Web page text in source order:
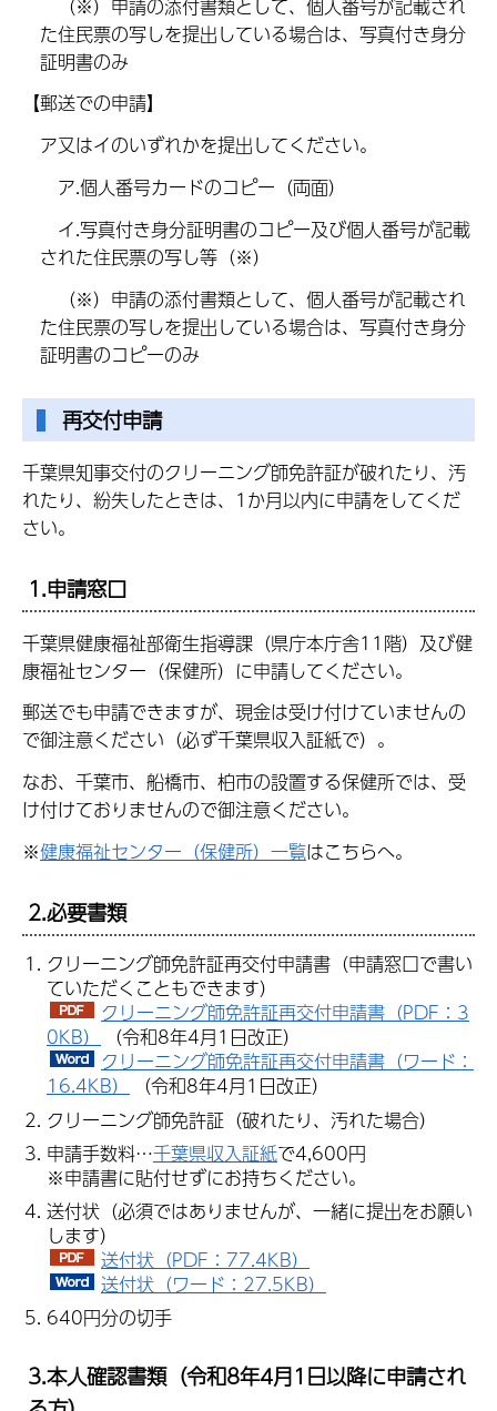
（※）申請の添付書類として、個人番号が記載され
た住民票の写しを提出している場合は、写真付き身分
証明書のみ
【郵送での申請】
ア又はイのいずれかを提出してください。
ア.個人番号カードのコピー（両面）
イ.写真付き身分証明書のコピー及び個人番号が記載
された住民票の写し等（※）
（※）申請の添付書類として、個人番号が記載され
た住民票の写しを提出している場合は、写真付き身分
証明書のコピーのみ
再交付申請
千葉県知事交付のクリーニング師免許証が破れたり、汚
れたり、紛失したときは、1か月以内に申請をしてくだ
さい。
1.申請窓口
千葉県健康福祉部衛生指導課（県庁本庁舎11階）及び健
康福祉センター（保健所）に申請してください。
郵送でも申請できますが、現金は受け付けていませんの
で御注意ください（必ず千葉県収入証紙で）。
なお、千葉市、船橋市、柏市の設置する保健所では、受
け付けておりませんので御注意ください。
※健康福祉センター（保健所）一覧はこちらへ。
2.必要書類
クリーニング師免許証再交付申請書（申請窓口で書い
ていただくこともできます）
クリーニング師免許証再交付申請書（PDF：3
0KB）
（令和8年4月1日改正）
クリーニング師免許証再交付申請書（ワード：
16.4KB）
（令和8年4月1日改正）
クリーニング師免許証（破れたり、汚れた場合）
申請手数料…千葉県収入証紙で4,600円
※申請書に貼付せずにお持ちください。
送付状（必須ではありませんが、一緒に提出をお願い
します）
送付状（PDF：77.4KB）
送付状（ワード：27.5KB）
640円分の切手
3.本人確認書類（令和8年4月1日以降に申請され